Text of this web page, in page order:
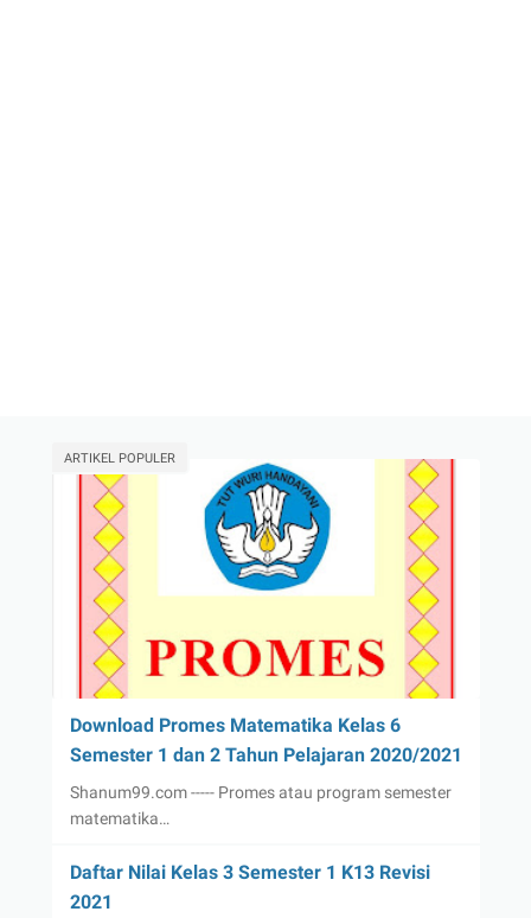
ARTIKEL POPULER
Download Promes Matematika Kelas 6
Semester 1 dan 2 Tahun Pelajaran 2020/2021
Shanum99.com ----- Promes atau program semester
matematika…
Daftar Nilai Kelas 3 Semester 1 K13 Revisi
2021